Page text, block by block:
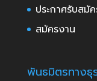
ประกาศรับสมั
สมัครงาน
พันธมิตรทางธุ